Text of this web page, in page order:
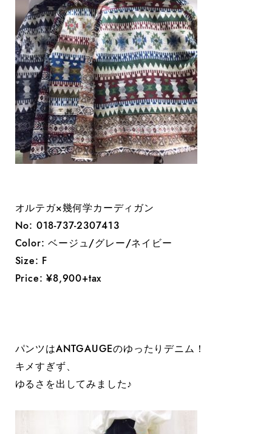
オルテガ×幾何学カーディガン
No: 018-737-2307413
Color: ベージュ/グレー/ネイビー
Size: F
Price: ¥8,900+tax
パンツはANTGAUGEのゆったりデニム！
キメすぎず、
ゆるさを出してみました♪